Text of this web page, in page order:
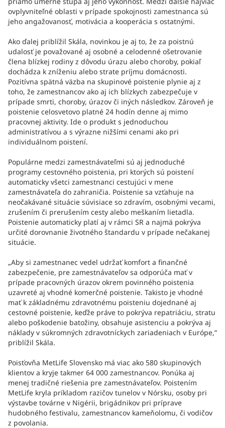
ovplyvniteľné oblasti v prípade spokojnosti zamestnanca sú
jeho angažovanosť, motivácia a kooperácia s ostatnými.
Ako ďalej priblížil Skála, novinkou je aj to, že za poistnú
udalosť je považované aj osobné a celodenné ošetrovanie
člena blízkej rodiny z dôvodu úrazu alebo choroby, pokiaľ
dochádza k zníženiu alebo strate príjmu domácnosti.
Pozitívna spätná väzba na skupinové poistenie plynie aj z
toho, že zamestnancov ako aj ich blízkych zabezpečuje v
prípade smrti, choroby, úrazov či iných následkov. Zároveň je
poistenie celosvetovo platné 24 hodín denne aj mimo
pracovnej aktivity. Ide o produkt s jednoduchou
administratívou a s výrazne nižšími cenami ako pri
individuálnom poistení.
Populárne medzi zamestnávateľmi sú aj jednoduché
programy cestovného poistenia, pri ktorých sú poistení
automaticky všetci zamestnanci cestujúci v mene
zamestnávateľa do zahraničia. Poistenie sa vzťahuje na
neočakávané situácie súvisiace so zdravím, osobnými vecami,
zrušením či prerušením cesty alebo meškaním lietadla.
Poistenie automaticky platí aj v rámci SR a najmä pokrýva
určité dorovnanie životného štandardu v prípade nečakanej
situácie.
„Aby si zamestnanec vedel udržať komfort a finančné
zabezpečenie, pre zamestnávateľov sa odporúča mať v
prípade pracovných úrazov okrem povinného poistenia
uzavreté aj vhodné komerčné poistenie. Takisto je vhodné
mať k základnému zdravotnému poisteniu dojednané aj
cestovné poistenie, keďže práve to pokrýva repatriáciu, stratu
alebo poškodenie batožiny, obsahuje asistenciu a pokrýva aj
náklady v súkromných zdravotníckych zariadeniach v Európe,“
priblížil Skála.
Poisťovňa MetLife Slovensko má viac ako 580 skupinových
klientov a kryje takmer 64 000 zamestnancov. Ponúka aj
menej tradičné riešenia pre zamestnávateľov. Poistením
MetLife kryla príkladom razičov tunelov v Nórsku, osoby pri
výstavbe továrne v Nigérii, brigádnikov pri príprave
hudobného festivalu, zamestnancov kameňolomu, či vodičov
z povolania.